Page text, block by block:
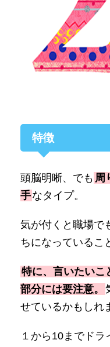
特徴
頭脳明晰、でも 周
手なタイプ。
気が付くと職場で
ちになっているこ
特に、言いたいこ
部分には要注意。
せているかもしれ
１から10までド